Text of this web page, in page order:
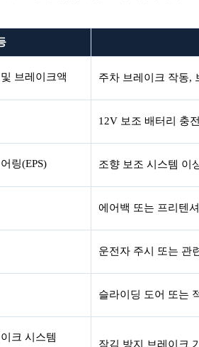
브레이크액 주차 브레이크 작동,
12V 보조 배터리 충
링(EPS) 조향 보조 시스템 이
에어백 또는 프리텐
운전자 주시 또는 관
슬라이딩 도어 또는
크 시스템
잠김 방지 브레이크